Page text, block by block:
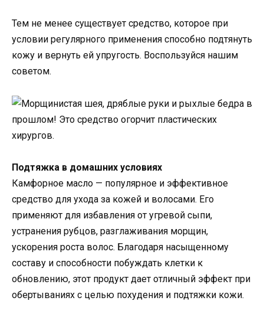
Тем не менее существует средство, которое при
условии регулярного применения способно подтянуть
кожу и вернуть ей упругость. Воспользуйся нашим
советом.
Подтяжка в домашних условиях
Камфорное масло — популярное и эффективное
средство для ухода за кожей и волосами. Его
применяют для избавления от угревой сыпи,
устранения рубцов, разглаживания морщин,
ускорения роста волос. Благодаря насыщенному
составу и способности побуждать клетки к
обновлению, этот продукт дает отличный эффект при
обертываниях с целью похудения и подтяжки кожи.